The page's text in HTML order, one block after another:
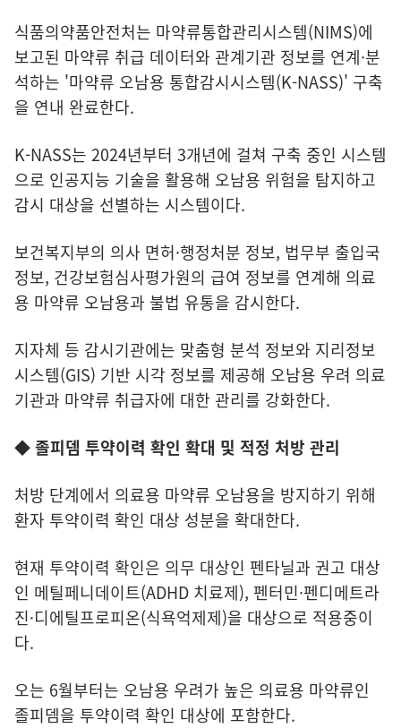
식품의약품안전처는 마약류통합관리시스템(NIMS)에
보고된 마약류 취급 데이터와 관계기관 정보를 연계·분
석하는 '마약류 오남용 통합감시시스템(K-NASS)' 구축
을 연내 완료한다.
K-NASS는 2024년부터 3개년에 걸쳐 구축 중인 시스템
으로 인공지능 기술을 활용해 오남용 위험을 탐지하고
감시 대상을 선별하는 시스템이다.
보건복지부의 의사 면허·행정처분 정보, 법무부 출입국
정보, 건강보험심사평가원의 급여 정보를 연계해 의료
용 마약류 오남용과 불법 유통을 감시한다.
지자체 등 감시기관에는 맞춤형 분석 정보와 지리정보
시스템(GIS) 기반 시각 정보를 제공해 오남용 우려 의료
기관과 마약류 취급자에 대한 관리를 강화한다.
◆ 졸피뎀 투약이력 확인 확대 및 적정 처방 관리
처방 단계에서 의료용 마약류 오남용을 방지하기 위해
환자 투약이력 확인 대상 성분을 확대한다.
현재 투약이력 확인은 의무 대상인 펜타닐과 권고 대상
인 메틸페니데이트(ADHD 치료제), 펜터민·펜디메트라
진·디에틸프로피온(식욕억제제)을 대상으로 적용중이
다.
오는 6월부터는 오남용 우려가 높은 의료용 마약류인
졸피뎀을 투약이력 확인 대상에 포함한다.